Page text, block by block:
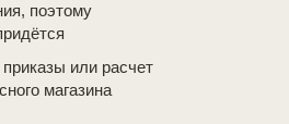
поэтому
или расчет
магазина